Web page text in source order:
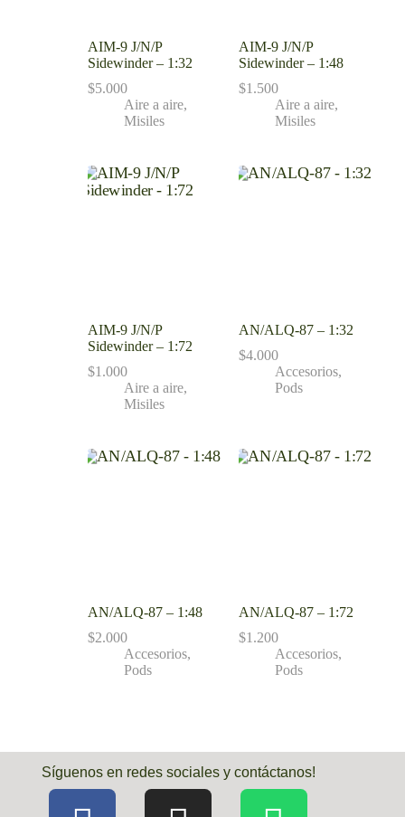
AIM-9 J/N/P
Sidewinder – 1:32
$5.000
Aire a aire,
Misiles
AIM-9 J/N/P
Sidewinder – 1:48
$1.500
Aire a aire,
Misiles
AIM-9 J/N/P
Sidewinder – 1:72
$1.000
Aire a aire,
Misiles
AN/ALQ-87 – 1:32
$4.000
Accesorios,
Pods
AN/ALQ-87 – 1:48
$2.000
Accesorios,
Pods
AN/ALQ-87 – 1:72
$1.200
Accesorios,
Pods
Síguenos en redes sociales y contáctanos!